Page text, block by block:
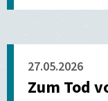
27.05.2026
Zum Tod